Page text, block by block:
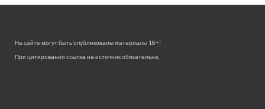
На сайте могут быть опубликованы материалы 18+!
При цитировании ссылка на источник обязательна.